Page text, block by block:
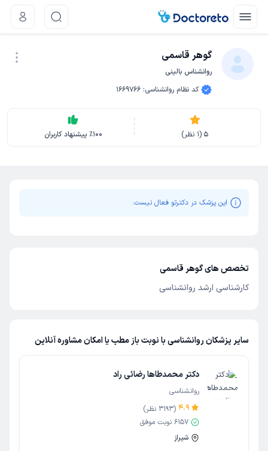
گوهر قاسمی
روانشناس بالینی
کد نظام روانشناسی:
1669766
5
(
1 نظر) ٪100 پیشنهاد کاربران
این پزشک در دکترتو فعال نیست.
تخصص های گوهر قاسمی
کارشناسی ارشد روانشناسی
سایر پزشکان روانشناسی با نوبت باز مطب یا امکان مشاوره آنلاین
دکتر محمدطاها رضائی راد
روانشناسی
4.9
(
3193 نظر)
6157 نوبت موفق
شیراز